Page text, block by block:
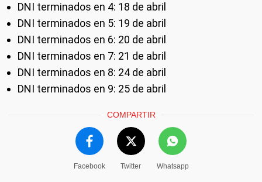
DNI terminados en 4: 18 de abril
DNI terminados en 5: 19 de abril
DNI terminados en 6: 20 de abril
DNI terminados en 7: 21 de abril
DNI terminados en 8: 24 de abril
DNI terminados en 9: 25 de abril
COMPARTIR
Facebook Twitter Whatsapp